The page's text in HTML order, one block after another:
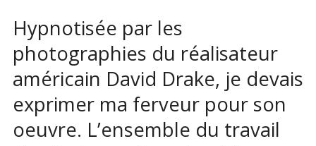
Hypnotisée par les
photographies du réalisateur
américain David Drake, je devais
exprimer ma ferveur pour son
oeuvre. L’ensemble du travail